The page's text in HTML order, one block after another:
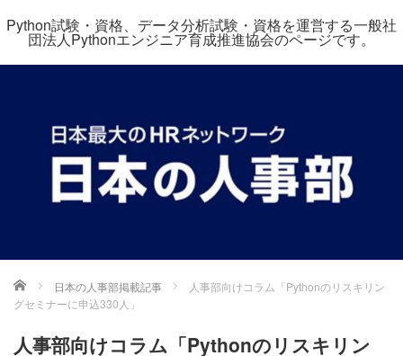
Python試験・資格、データ分析試験・資格を運営する一般社
団法人Pythonエンジニア育成推進協会のページです。
ホーム 日本の人事部掲載記事
人事部向けコラム「Pythonのリスキリン
グセミナーに申込330人」
人事部向けコラム「Pythonのリスキリン